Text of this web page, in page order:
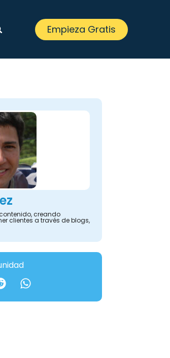
Empieza Gratis
creando
clientes a través de blogs,